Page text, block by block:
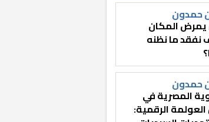
حمدون
يمرض المكان
ما نظنه
حمدون
المصرية في
الرقمية: